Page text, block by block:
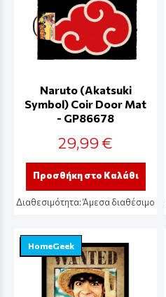
Naruto (Akatsuki
Symbol) Coir Door Mat
- GP86678
29,99 €
Προσθήκη στο Καλάθι
Διαθεσιμότητα:Άμεσα διαθέσιμο
HomeGeek